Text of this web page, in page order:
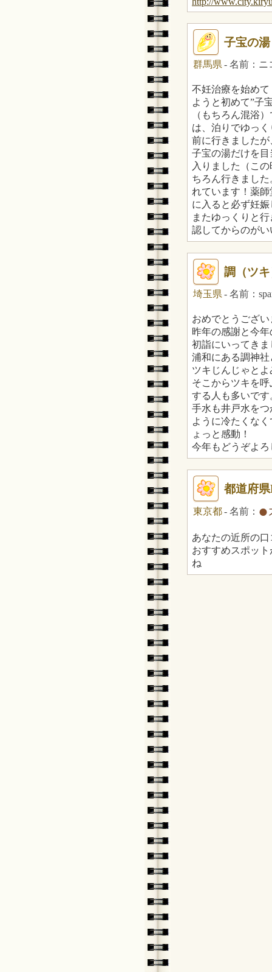
子宝の湯
群馬県 - 名前：
不妊治療を始め
ようと初めて”子
（もちろん混浴
は、泊りでゆっ
前に行きました
子宝の湯だけを
入りました（こ
ちろん行きまし
れています！薬
に入ると必ず妊
またゆっくりと
認してからのがい
調（ツ
埼玉県 - 名前：
おめでとうござい
昨年の感謝と今
初詣にいってきま
浦和にある調神
ツキじんじゃと
そこからツキを
する人も多いです
手水も井戸水を
ように冷たくな
ょっと感動！
今年もどうぞよ
都道府
東京都- 名前：
あなたの近所の
おすすめスポッ
ね